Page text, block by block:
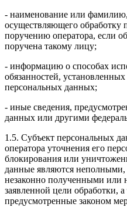
- наименование или
осуществляющего обработку
поручению оператора, если
поручена такому лицу;
- информацию о способах
обязанностей,
персональных данных;
- иные сведения,
данных или другими
1.5. Субъект персональных
оператора уточнения его
блокирования или
данные являются
незаконно полученными или
заявленной цели обработки,
предусмотренные законом